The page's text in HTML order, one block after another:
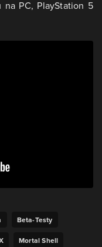
PC, PlayStation 5
Beta-Testy
Mortal Shell